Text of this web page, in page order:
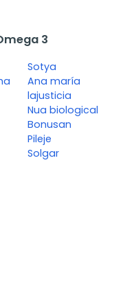
3
Sotya
Ana maría
lajusticia
Nua biological
Bonusan
Pileje
Solgar